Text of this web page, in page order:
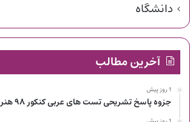
دانشگاه
آخرین مطالب
1 روز پیش
جزوه پاسخ تشریحی تست های عربی کنکور ۹۸ هنر